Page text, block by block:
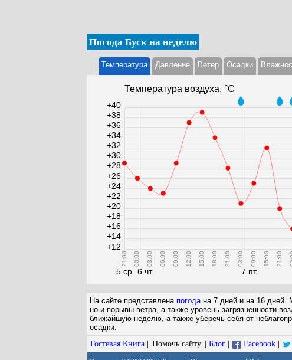
Погода Буск на неделю
Температура Давление Ветер Осадки
Температура воздуха, °С
5 ср
21:00
6 чт
00:00 03:00 06:00 09:00 12:00 15:00 18:00 21:00
7 пт
03:00 09:00 15:00 21:00
+12
+14
+16
+18
+20
+22
+24
+26
+28
+30
+32
+34
+36
+38
+40
На сайте представлена погода на 7 дней и на 16 дней.
но и порывы ветра, а также уровень загрязненности
ближайшую неделю, а также уберечь себя от
осадки.
Гостевая Книга Помочь сайту Блог Facebook